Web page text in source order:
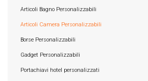
Articoli Bagno Personalizzabili
Articoli Camera Personalizzabili
Borse Personalizzabili
Gadget Personalizzabili
Portachiavi hotel personalizzati